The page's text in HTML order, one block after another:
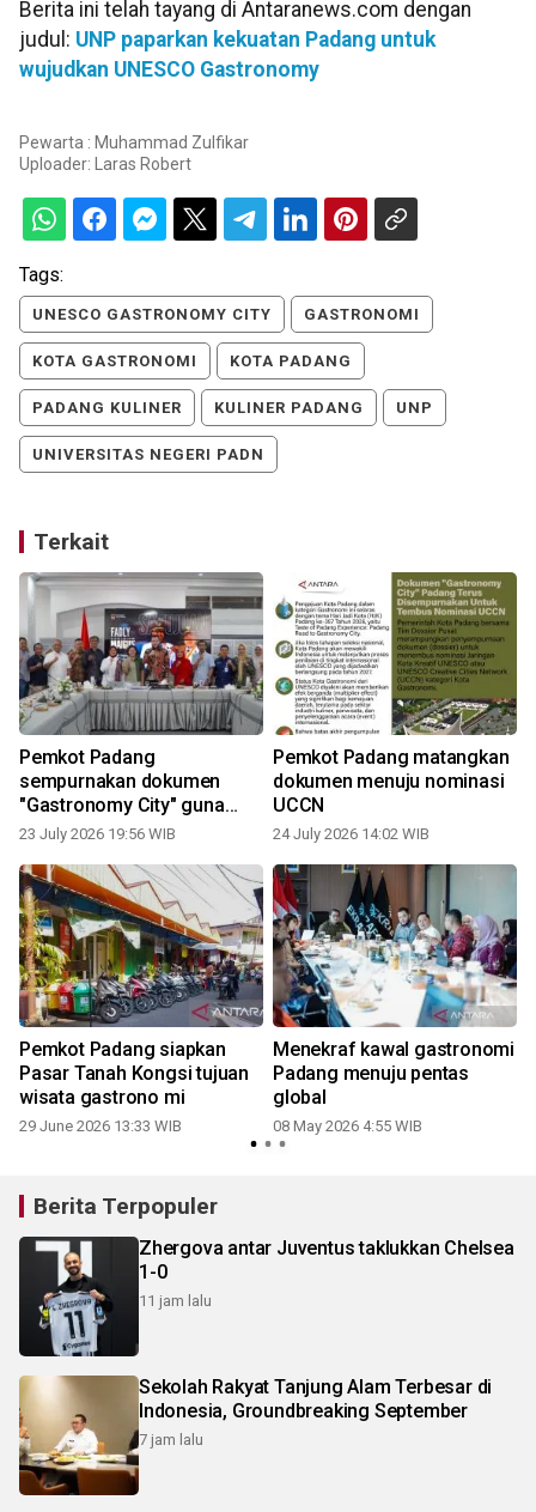
Berita ini telah tayang di Antaranews.com dengan
judul: UNP paparkan kekuatan Padang untuk
wujudkan UNESCO Gastronomy
Pewarta : Muhammad Zulfikar
Uploader:
Laras Robert
Tags:
UNESCO GASTRONOMY CITY GASTRONOMI
KOTA GASTRONOMI KOTA PADANG
PADANG KULINER KULINER PADANG UNP
UNIVERSITAS NEGERI PADN
Terkait
Pemkot Padang
sempurnakan dokumen
"Gastronomy City" guna
tembus nominasi UCCN
23 July 2026 19:56 WIB
Pemkot Padang matangkan
dokumen menuju nominasi
UCCN
24 July 2026 14:02 WIB
Pemkot Padang siapkan
Pasar Tanah Kongsi tujuan
wisata gastrono mi
29 June 2026 13:33 WIB
Menekraf kawal gastronomi
Padang menuju pentas
global
08 May 2026 4:55 WIB
Berita Terpopuler
Zhergova antar Juventus taklukkan Chelsea
1-0
11 jam lalu
Sekolah Rakyat Tanjung Alam Terbesar di
Indonesia, Groundbreaking September
7 jam lalu